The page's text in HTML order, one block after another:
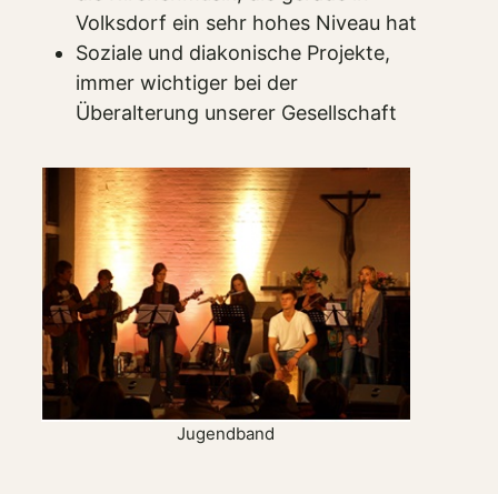
Volksdorf ein sehr hohes Niveau hat
Soziale und diakonische Projekte,
immer wichtiger bei der
Überalterung unserer Gesellschaft
Jugendband